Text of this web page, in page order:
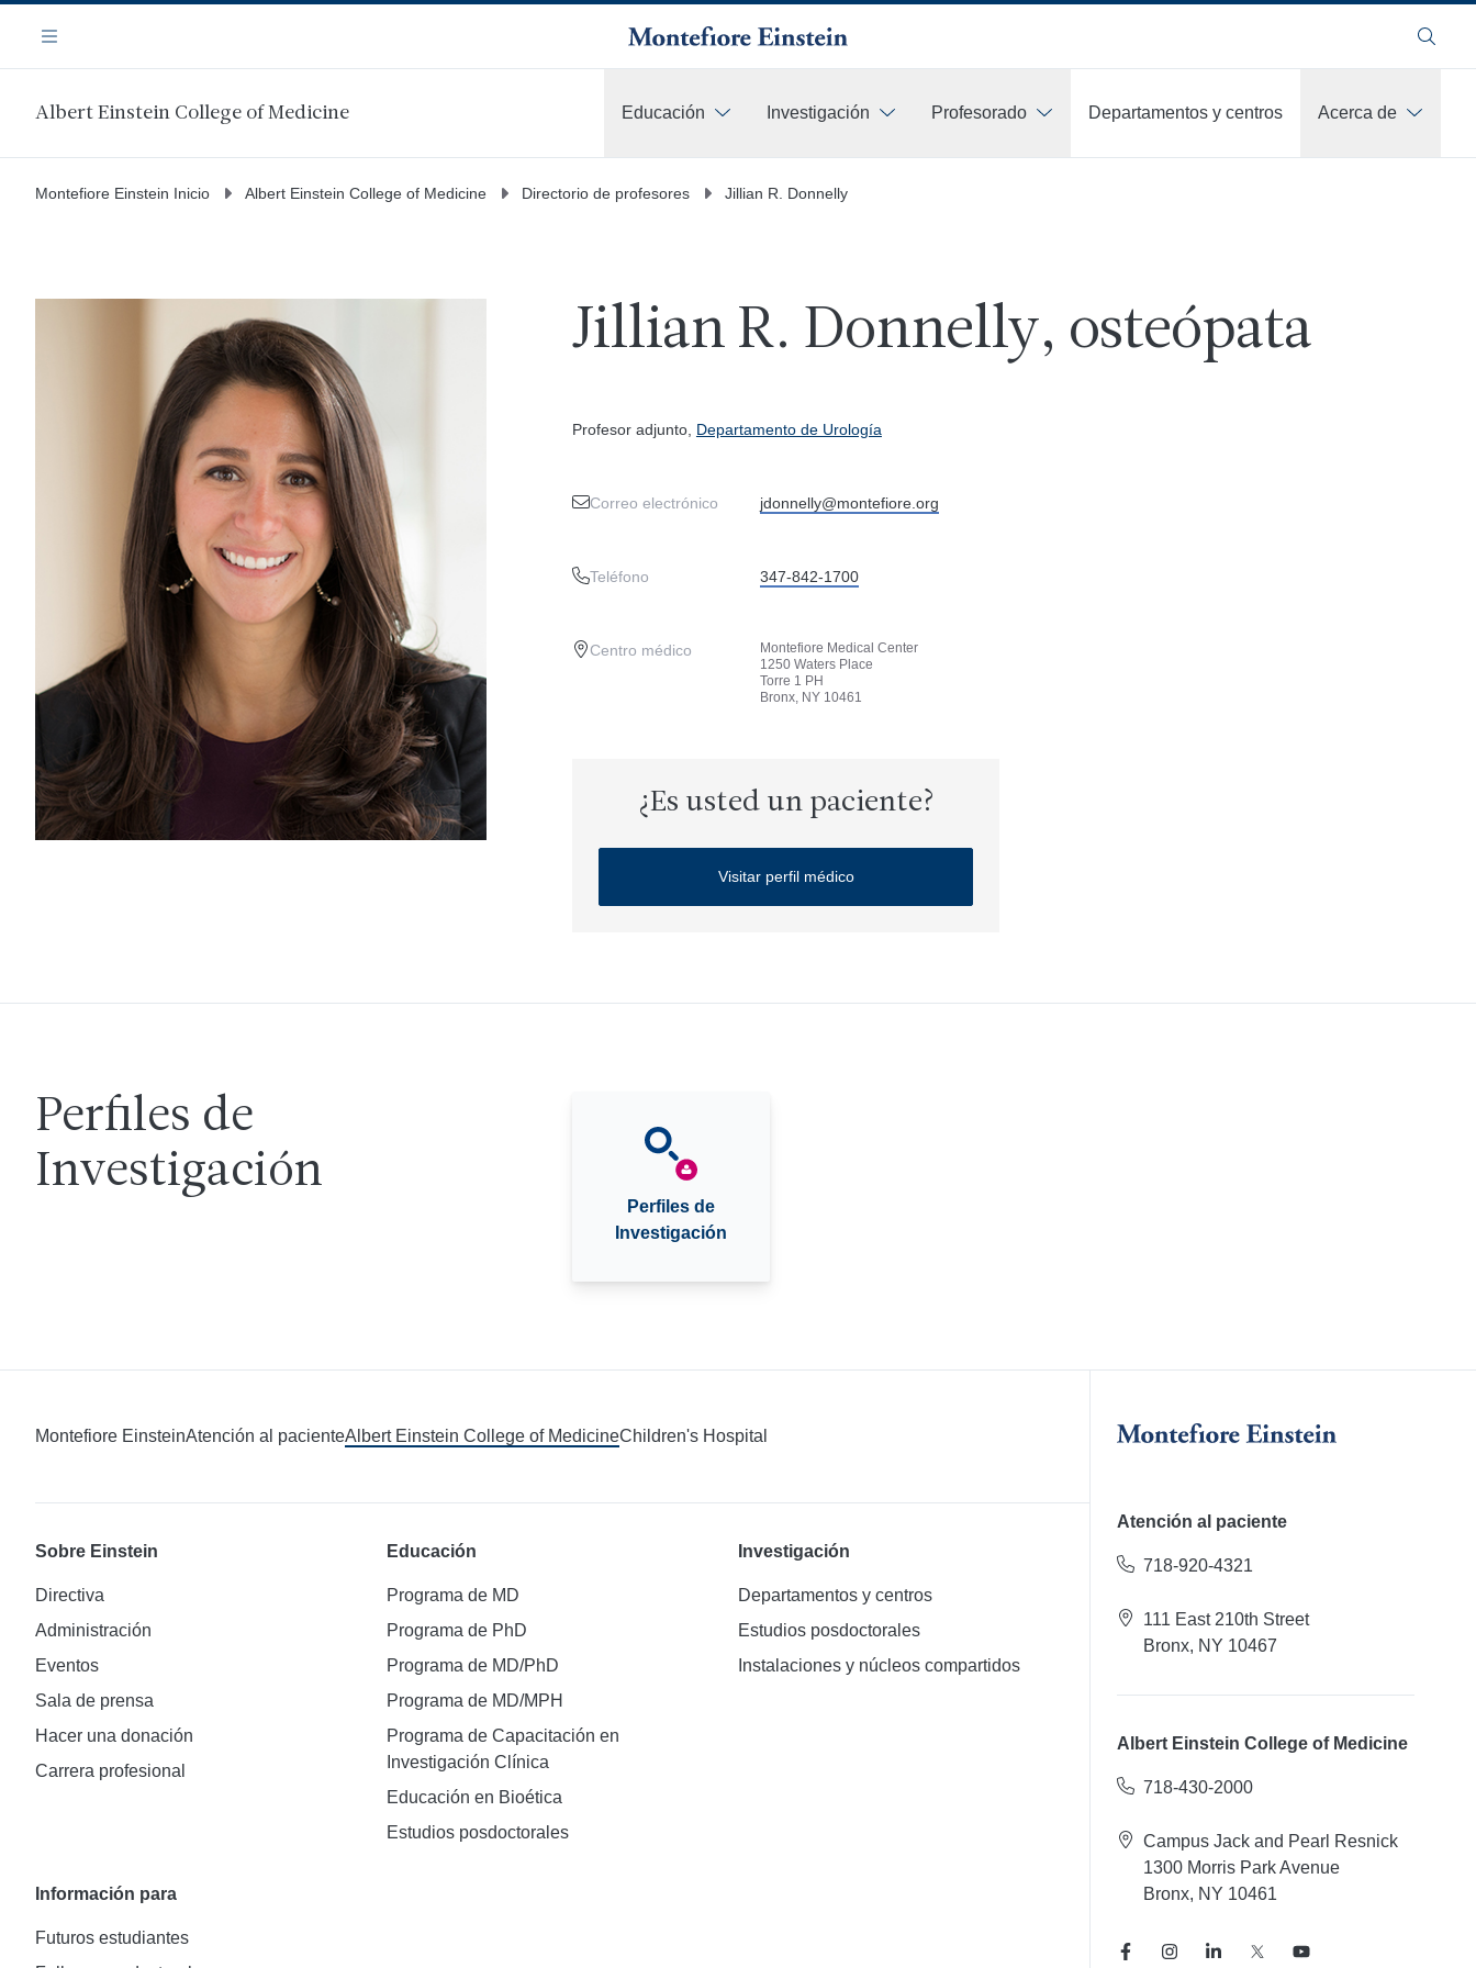
contenido
Navegación
Menú Buscar
Albert Einstein College of Medicine Educación Investigación Profesorado Departamentos y centros
Acerca de
Montefiore Einstein Inicio Albert Einstein College of Medicine Directorio de profesores Jillian R. Donnelly
Jillian R. Donnelly, osteópata
Profesor adjunto, Departamento de Urología
Correo electrónico jdonnelly@montefiore.org
Teléfono 347-842-1700
Centro médico
Montefiore Medical Center
1250 Waters Place
Torre 1 PH
Bronx, NY 10461
¿Es usted un paciente?
Visitar perfil médico
Perfiles de
Investigación
Perfiles de
Investigación
Montefiore EinsteinAtención al pacienteAlbert Einstein College of MedicineChildren's Hospital
Sobre Einstein
Directiva
Administración
Eventos
Sala de prensa
Hacer una donación
Carrera profesional
Educación
Programa de MD
Programa de PhD
Programa de MD/PhD
Programa de MD/MPH
Programa de Capacitación en
Investigación Clínica
Educación en Bioética
Estudios posdoctorales
Investigación
Departamentos y centros
Estudios posdoctorales
Instalaciones y núcleos compartidos
Información para
Futuros estudiantes
Atención al paciente
718-920-4321
111 East 210th Street
Bronx, NY 10467
Albert Einstein College of Medicine
718-430-2000
Campus Jack and Pearl Resnick
1300 Morris Park Avenue
Bronx, NY 10461